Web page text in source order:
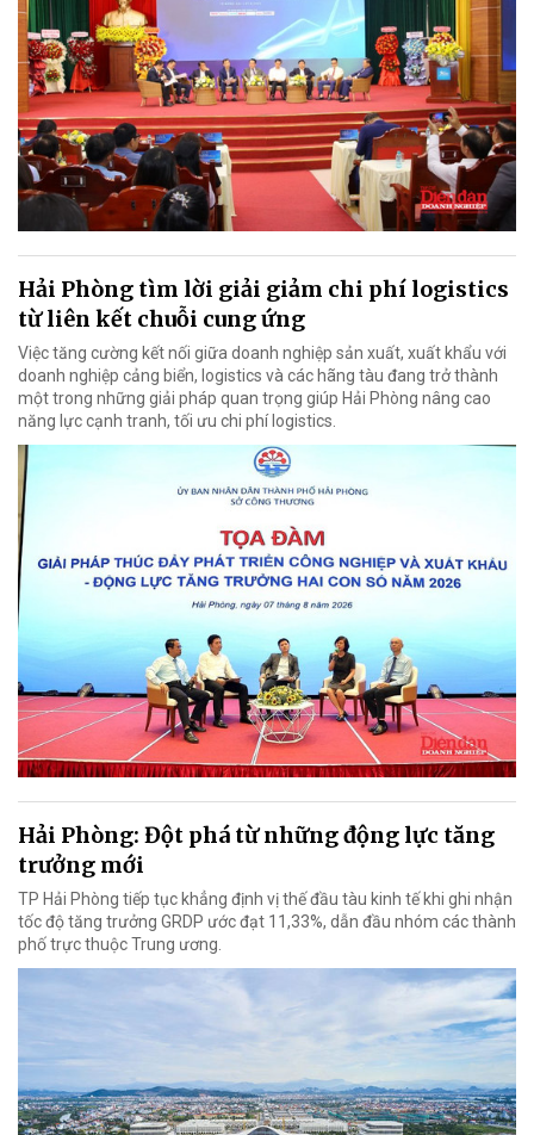
Hải Phòng tìm lời giải giảm chi phí logistics
từ liên kết chuỗi cung ứng
Việc tăng cường kết nối giữa doanh nghiệp sản xuất, xuất khẩu với
doanh nghiệp cảng biển, logistics và các hãng tàu đang trở thành
một trong những giải pháp quan trọng giúp Hải Phòng nâng cao
năng lực cạnh tranh, tối ưu chi phí logistics.
Hải Phòng: Đột phá từ những động lực tăng
trưởng mới
TP Hải Phòng tiếp tục khẳng định vị thế đầu tàu kinh tế khi ghi nhận
tốc độ tăng trưởng GRDP ước đạt 11,33%, dẫn đầu nhóm các thành
phố trực thuộc Trung ương.